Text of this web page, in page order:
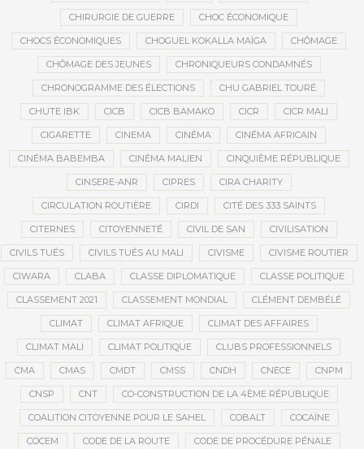
CHIRURGIE DE GUERRE CHOC ÉCONOMIQUE
CHOCS ÉCONOMIQUES CHOGUEL KOKALLA MAÏGA CHÔMAGE
CHÔMAGE DES JEUNES CHRONIQUEURS CONDAMNÉS
CHRONOGRAMME DES ÉLECTIONS CHU GABRIEL TOURÉ
CHUTE IBK CICB CICB BAMAKO CICR CICR MALI
CIGARETTE CINEMA CINÉMA CINÉMA AFRICAIN
CINÉMA BABEMBA CINÉMA MALIEN CINQUIÈME RÉPUBLIQUE
CINSERE-ANR CIPRES CIRA CHARITY
CIRCULATION ROUTIÈRE CIRDI CITÉ DES 333 SAINTS
CITERNES CITOYENNETÉ CIVIL DE SAN CIVILISATION
CIVILS TUÉS CIVILS TUÉS AU MALI CIVISME CIVISME ROUTIER
CIWARA CLABA CLASSE DIPLOMATIQUE CLASSE POLITIQUE
CLASSEMENT 2021 CLASSEMENT MONDIAL CLÉMENT DEMBÉLÉ
CLIMAT CLIMAT AFRIQUE CLIMAT DES AFFAIRES
CLIMAT MALI CLIMAT POLITIQUE CLUBS PROFESSIONNELS
CMA CMAS CMDT CMSS CNDH CNECE CNPM
CNSP CNT CO-CONSTRUCTION DE LA 4ÈME RÉPUBLIQUE
COALITION CITOYENNE POUR LE SAHEL COBALT COCAÏNE
COCEM CODE DE LA ROUTE CODE DE PROCÉDURE PÉNALE